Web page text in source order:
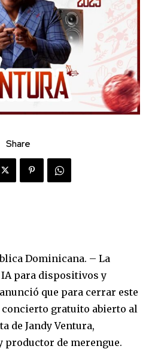
Share
Dominicana. – La
para dispositivos y
que para cerrar este
concierto gratuito abierto al
de Jandy Ventura,
productor de merengue.